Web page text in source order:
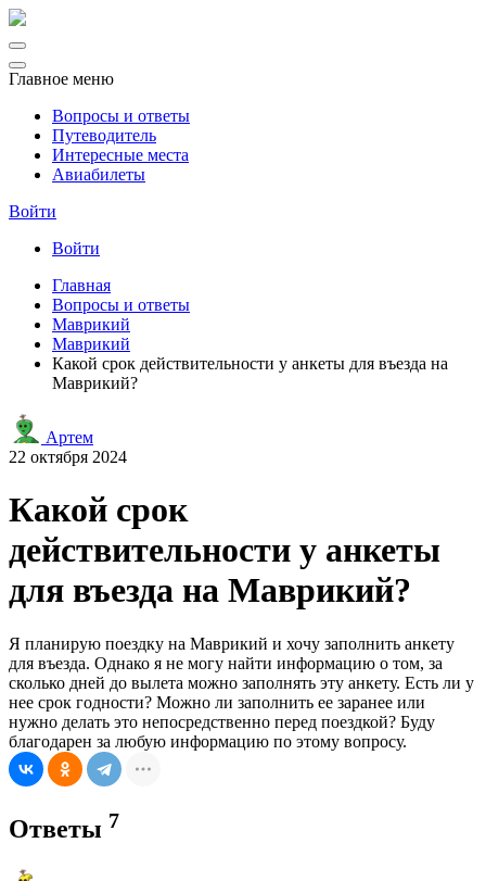
Главное меню
Вопросы и ответы
Путеводитель
Интересные места
Авиабилеты
Войти
Войти
Главная
Вопросы и ответы
Маврикий
Маврикий
Какой срок действительности у анкеты для въезда на
Маврикий?
Артем
22 октября 2024
Какой срок
действительности у анкеты
для въезда на Маврикий?
Я планирую поездку на Маврикий и хочу заполнить анкету
для въезда. Однако я не могу найти информацию о том, за
сколько дней до вылета можно заполнять эту анкету. Есть ли у
нее срок годности? Можно ли заполнить ее заранее или
нужно делать это непосредственно перед поездкой? Буду
благодарен за любую информацию по этому вопросу.
Ответы 7